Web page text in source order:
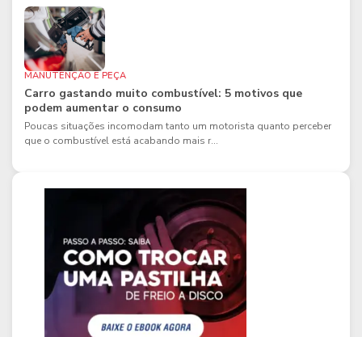
MANUTENÇÃO E PEÇA
Carro gastando muito combustível: 5 motivos que
podem aumentar o consumo
Poucas situações incomodam tanto um motorista quanto perceber
que o combustível está acabando mais r...